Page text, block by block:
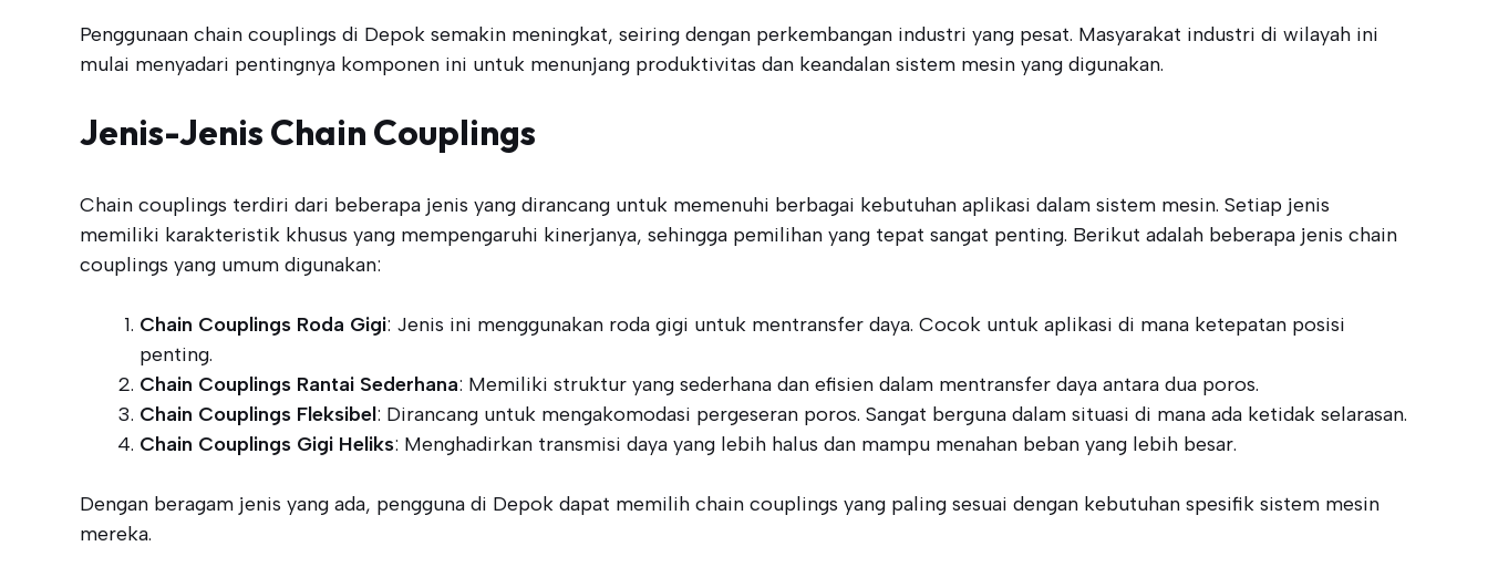
Penggunaan chain couplings di Depok semakin meningkat, seiring dengan perkembangan industri yang pesat. Masyarakat industri di wilayah ini
mulai menyadari pentingnya komponen ini untuk menunjang produktivitas dan keandalan sistem mesin yang digunakan.
Jenis-Jenis Chain Couplings
Chain couplings terdiri dari beberapa jenis yang dirancang untuk memenuhi berbagai kebutuhan aplikasi dalam sistem mesin. Setiap jenis
memiliki karakteristik khusus yang mempengaruhi kinerjanya, sehingga pemilihan yang tepat sangat penting. Berikut adalah beberapa jenis chain
couplings yang umum digunakan:
Chain Couplings Roda Gigi: Jenis ini menggunakan roda gigi untuk mentransfer daya. Cocok untuk aplikasi di mana ketepatan posisi
penting.
Chain Couplings Rantai Sederhana: Memiliki struktur yang sederhana dan efisien dalam mentransfer daya antara dua poros.
Chain Couplings Fleksibel: Dirancang untuk mengakomodasi pergeseran poros. Sangat berguna dalam situasi di mana ada ketidak selarasan.
Chain Couplings Gigi Heliks: Menghadirkan transmisi daya yang lebih halus dan mampu menahan beban yang lebih besar.
Dengan beragam jenis yang ada, pengguna di Depok dapat memilih chain couplings yang paling sesuai dengan kebutuhan spesifik sistem mesin
mereka.